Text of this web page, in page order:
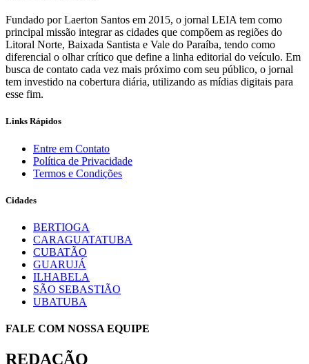
Fundado por Laerton Santos em 2015, o jornal LEIA tem como
principal missão integrar as cidades que compõem as regiões do
Litoral Norte, Baixada Santista e Vale do Paraíba, tendo como
diferencial o olhar crítico que define a linha editorial do veículo. Em
busca de contato cada vez mais próximo com seu público, o jornal
tem investido na cobertura diária, utilizando as mídias digitais para
esse fim.
Links Rápidos
Entre em Contato
Política de Privacidade
Termos e Condições
Cidades
BERTIOGA
CARAGUATATUBA
CUBATÃO
GUARUJÁ
ILHABELA
SÃO SEBASTIÃO
UBATUBA
FALE COM NOSSA EQUIPE
REDAÇÃO